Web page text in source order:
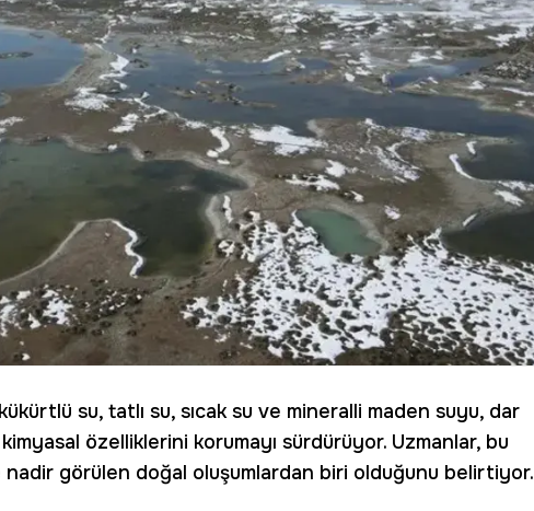
su, tatlı su, sıcak su ve mineralli maden suyu, dar
özelliklerini korumayı sürdürüyor. Uzmanlar, bu
görülen doğal oluşumlardan biri olduğunu belirtiyor.